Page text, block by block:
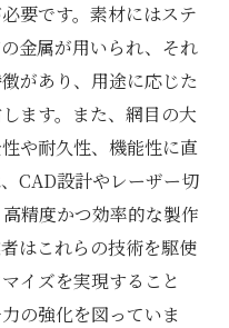
要です。素材にはステ
金属が用いられ、それ
があり、用途に応じた
ます。また、網目の大
や耐久性、機能性に直
CAD設計やレーザー切
精度かつ効率的な製作
はこれらの技術を駆使
イズを実現すること
の強化を図っていま